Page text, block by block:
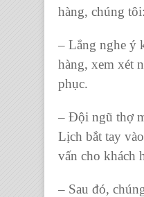
hàng, chúng tôi:
– Lắng nghe ý
hàng, xem xét
phục.
– Đội ngũ thợ
Lịch bắt tay
vấn cho khách
– Sau đó,